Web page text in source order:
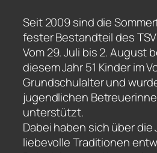
Seit 2009 sind die
fester Bestandteil des
Vom 29. Juli bis 2. August
diesem Jahr 51 Kinder im
Grundschulalter und
jugendlichen
unterstützt.
Dabei haben sich über die
liebevolle Traditionen